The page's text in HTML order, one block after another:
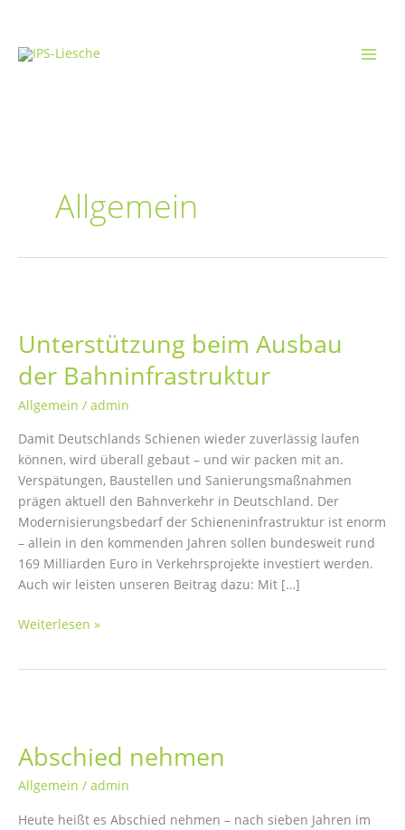
springen
Allgemein
Unterstützung beim Ausbau
der Bahninfrastruktur
Allgemein / admin
Damit Deutschlands Schienen wieder zuverlässig laufen
können, wird überall gebaut – und wir packen mit an.
Verspätungen, Baustellen und Sanierungsmaßnahmen
prägen aktuell den Bahnverkehr in Deutschland. Der
Modernisierungsbedarf der Schieneninfrastruktur ist enorm
– allein in den kommenden Jahren sollen bundesweit rund
169 Milliarden Euro in Verkehrsprojekte investiert werden.
Auch wir leisten unseren Beitrag dazu: Mit […]
Unterstützung
Ausbau
Weiterlesen »
Abschied nehmen
Allgemein / admin
Heute heißt es Abschied nehmen – nach sieben Jahren im